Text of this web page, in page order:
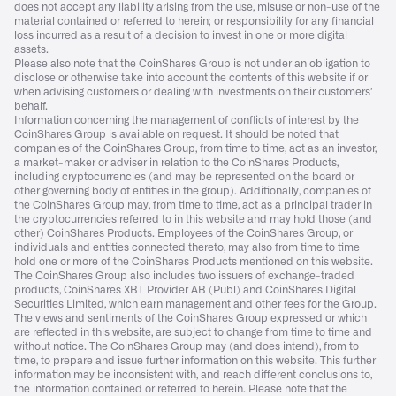
does not accept any liability arising from the use, misuse or non-use of the
material contained or referred to herein; or responsibility for any financial
loss incurred as a result of a decision to invest in one or more digital
assets.
Please also note that the CoinShares Group is not under an obligation to
disclose or otherwise take into account the contents of this website if or
when advising customers or dealing with investments on their customers’
behalf.
Information concerning the management of conflicts of interest by the
CoinShares Group is available on request. It should be noted that
companies of the CoinShares Group, from time to time, act as an investor,
a market-maker or adviser in relation to the CoinShares Products,
including cryptocurrencies (and may be represented on the board or
other governing body of entities in the group). Additionally, companies of
the CoinShares Group may, from time to time, act as a principal trader in
the cryptocurrencies referred to in this website and may hold those (and
other) CoinShares Products. Employees of the CoinShares Group, or
individuals and entities connected thereto, may also from time to time
hold one or more of the CoinShares Products mentioned on this website.
The CoinShares Group also includes two issuers of exchange-traded
products, CoinShares XBT Provider AB (Publ) and CoinShares Digital
Securities Limited, which earn management and other fees for the Group.
The views and sentiments of the CoinShares Group expressed or which
are reflected in this website, are subject to change from time to time and
without notice. The CoinShares Group may (and does intend), from to
time, to prepare and issue further information on this website. This further
information may be inconsistent with, and reach different conclusions to,
the information contained or referred to herein. Please note that the